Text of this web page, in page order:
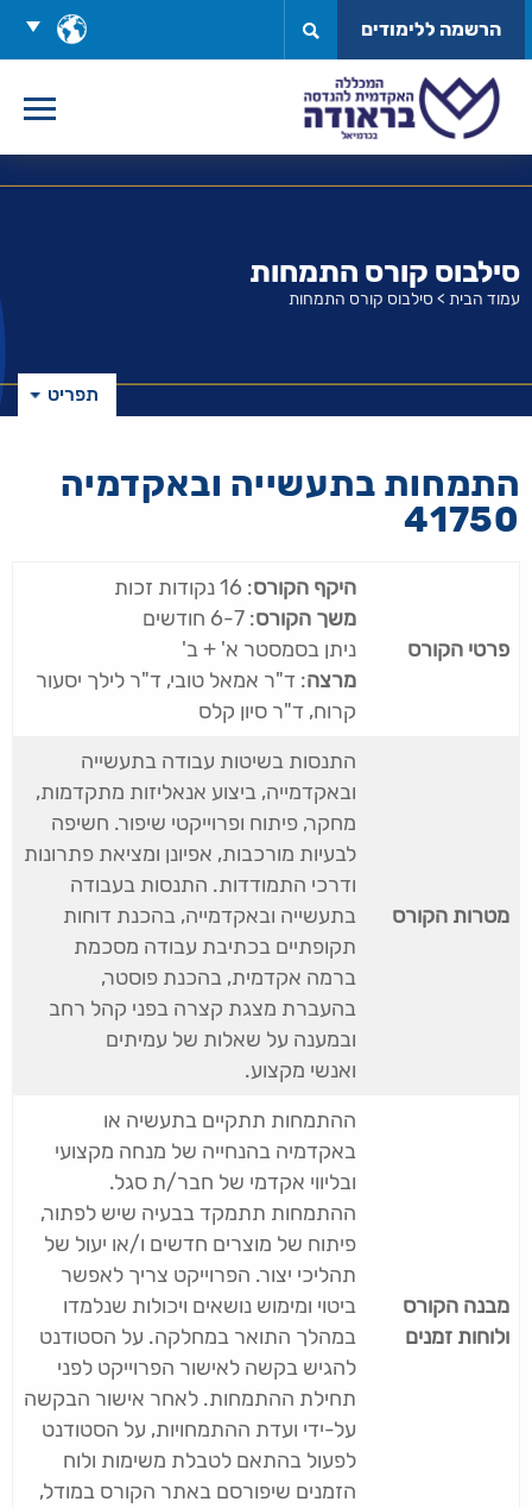
לתוכן
בחר
שפה
הרשמה ללימודים
סילבוס קורס התמחות
עמוד הבית >סילבוס קורס התמחות
תפריט
התמחות בתעשייה ובאקדמיה
41750
פרטי הקורס
היקף הקורס: 16 נקודות זכות
משך הקורס: 6-7 חודשים
ניתן בסמסטר א' + ב'
מרצה: ד"ר אמאל טובי, ד"ר לילך יסעור
קרוח, ד"ר סיון קלס
מטרות הקורס
התנסות בשיטות עבודה בתעשייה
ובאקדמייה, ביצוע אנאליזות מתקדמות,
מחקר, פיתוח ופרוייקטי שיפור. חשיפה
לבעיות מורכבות, אפיונן ומציאת פתרונות
ודרכי התמודדות. התנסות בעבודה
בתעשייה ובאקדמייה, בהכנת דוחות
תקופתיים בכתיבת עבודה מסכמת
ברמה אקדמית, בהכנת פוסטר,
בהעברת מצגת קצרה בפני קהל רחב
ובמענה על שאלות של עמיתים
ואנשי מקצוע.
מבנה הקורס
ולוחות זמנים
ההתמחות תתקיים בתעשיה או
באקדמיה בהנחייה של מנחה מקצועי
ובליווי אקדמי של חבר/ת סגל.
ההתמחות תתמקד בבעיה שיש לפתור,
פיתוח של מוצרים חדשים ו/או יעול של
תהליכי יצור. הפרוייקט צריך לאפשר
ביטוי ומימוש נושאים ויכולות שנלמדו
במהלך התואר במחלקה. על הסטודנט
להגיש בקשה לאישור הפרוייקט לפני
תחילת ההתמחות. לאחר אישור הבקשה
על-ידי ועדת ההתמחויות, על הסטודנט
לפעול בהתאם לטבלת משימות ולוח
הזמנים שיפורסם באתר הקורס במודל,